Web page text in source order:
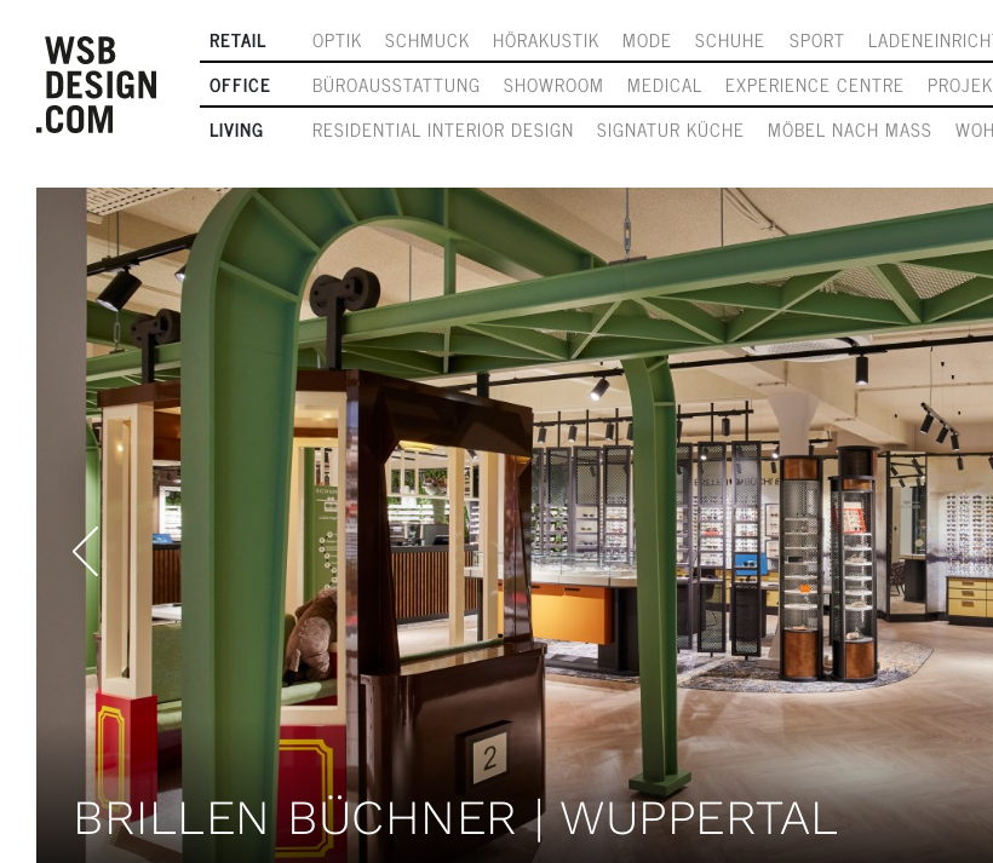
RETAIL OPTIK SCHMUCK HÖRAKUSTIK MODE SCHUHE SPORT
OFFICE
BÜROAUSSTATTUNG SHOWROOM MEDICAL EXPERIENCE CENTRE
LIVING
RESIDENTIAL INTERIOR DESIGN SIGNATUR KÜCHE MÖBEL NACH MASS
BRILLEN BÜCHNER | WUPPERTAL